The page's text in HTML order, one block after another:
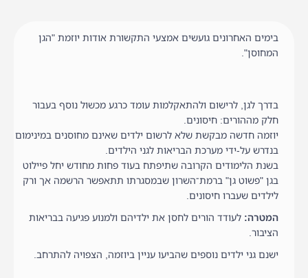
בימים האחרונים גועשים אמצעי התקשורת אודות יוזמת "הגן
המחוסן".
בדרך לגן, לרישום ולהתאקלמות עומד כרגע מכשול נוסף בעבור
חלק מההורים: חיסונים.
יוזמה חדשה מבקשת שלא לרשום ילדים שאינם מחוסנים במינימום
בנדרש על-ידי מערכת הבריאות לגני הילדים.
בשנת הלימודים הקרובה שתיפתח בעוד פחות מחודש יחל פיילוט
בגן "פשוט גן" ברמת־השרון שבמסגרתו תתאפשר הרשמה אך ורק
לילדים שעברו חיסונים.
המטרה:לעודד הורים לחסן את ילדיהם ולמנוע פגיעה בבריאות
הציבור.
ישנם גני ילדים נוספים שהביעו עניין ביוזמה, הצפויה להתרחב.